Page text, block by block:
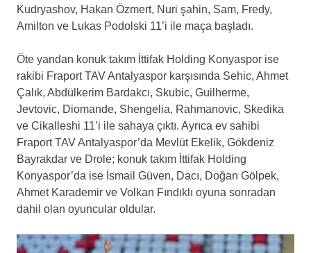
Kudryashov, Hakan Özmert, Nuri şahin, Sam, Fredy,
Amilton ve Lukas Podolski 11’i ile maça başladı.
Öte yandan konuk takım İttifak Holding Konyaspor ise
rakibi Fraport TAV Antalyaspor karşısında Sehic, Ahmet
Çalık, Abdülkerim Bardakcı, Skubic, Guilherme,
Jevtovic, Diomande, Shengelia, Rahmanovic, Skedika
ve Cikalleshi 11’i ile sahaya çıktı. Ayrıca ev sahibi
Fraport TAV Antalyaspor’da Mevlüt Ekelik, Gökdeniz
Bayrakdar ve Drole; konuk takım İttifak Holding
Konyaspor’da ise İsmail Güven, Dacı, Doğan Gölpek,
Ahmet Karademir ve Volkan Fındıklı oyuna sonradan
dahil olan oyuncular oldular.